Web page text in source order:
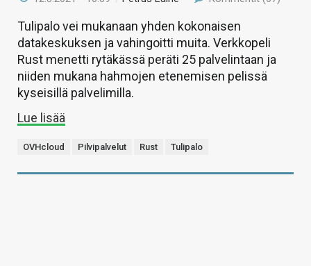
Tulipalo vei mukanaan yhden kokonaisen
datakeskuksen ja vahingoitti muita. Verkkopeli
Rust menetti rytäkässä peräti 25 palvelintaan ja
niiden mukana hahmojen etenemisen pelissä
kyseisillä palvelimilla.
Lue lisää
OVHcloud Pilvipalvelut Rust Tulipalo